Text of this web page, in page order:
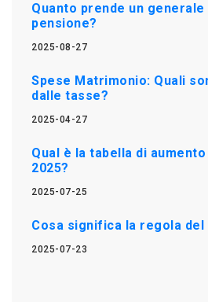
Quanto prende un
pensione?
2025-08-27
Spese Matrimonio: Quali
dalle tasse?
2025-04-27
Qual è la tabella di
2025?
2025-07-25
Cosa significa la regola del
2025-07-23